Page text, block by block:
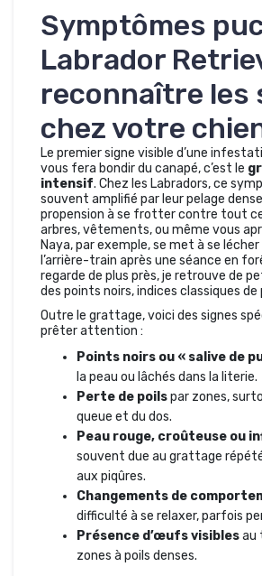
Symptômes
Labrador
reconnaître les
chez votre
Le premier signe visible d’une
vous fera bondir du canapé, c’est le
intensif. Chez les Labradors, ce
souvent amplifié par leur pelage
propension à se frotter contre tout
arbres, vêtements, ou même vous
Naya, par exemple, se met à se
l’arrière-train après une séance en
regarde de plus près, je retrouve de
des points noirs, indices classiques de
Outre le grattage, voici des signes
prêter attention :
Points noirs ou « salive de
la peau ou lâchés dans la literie.
Perte de poilspar zones,
queue et du dos.
Peau rouge, croûteuse ou
souvent due au grattage
aux piqûres.
Changements de
difficulté à se relaxer, parfois
Présence d’œufs visiblesau
zones à poils denses.